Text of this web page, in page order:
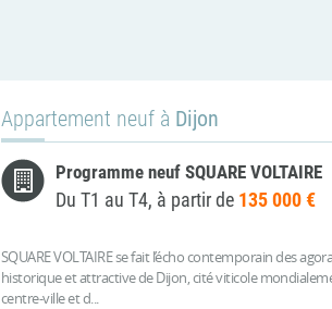
Appartement neuf à Dijon
Programme neuf SQUARE VOLTAIRE
Du T1 au T4, à partir de 135 000 €
SQUARE VOLTAIRE se fait l’écho contemporain des
historique et attractive de Dijon, cité viticole
centre-ville et d...